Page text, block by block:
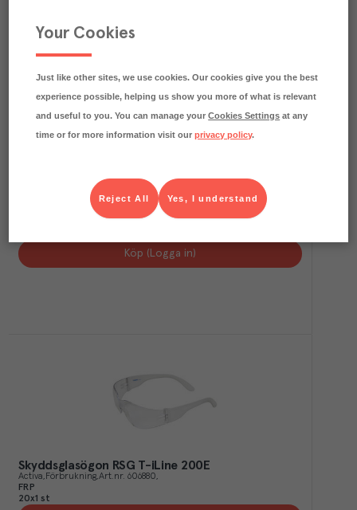
Skoskydd Dubbel tjocklek Vit Stl 39-45
Förbrukning
606225
Köp (Logga in)
Skyddsglasögon RSG T-iLine 200E
Activa Förbrukning Art.nr. 606880
FRP
20x1 st
Your Cookies
Just like other sites, we use cookies. Our cookies give you the best
experience possible, helping us show you more of what is relevant
and useful to you. You can manage yourCookies Settings at any
time or for more information visit ourprivacy policy.
Yes, I understand
Reject All